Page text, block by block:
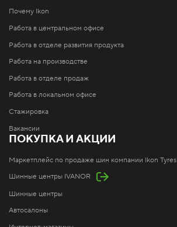
Почему Ikon
Работа в центральном офисе
Работа в отделе развития продукта
Работа на производстве
Работа в отделе продаж
Работа в локальном офисе
Стажировка
Вакансии
ПОКУПКА И АКЦИИ
Маркетплейс по продаже шин компании Ikon Tyres
Шинные центры IVANOR
Шинные центры
Автосалоны